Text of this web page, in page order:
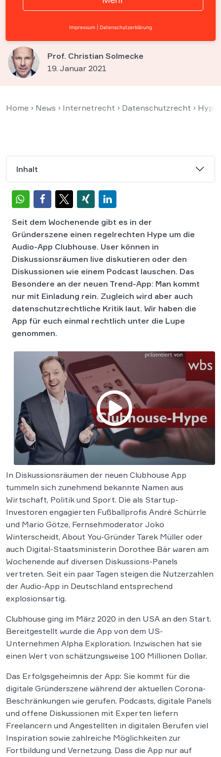
Datenschutz? – RA Solmecke
erläutert die Rechtslage
Prof. Christian Solmecke
19. Januar 2021
Home › News › Internetrecht › Datenschutzrecht › Hype
Inhalt
Seit dem Wochenende gibt es in der
Gründerszene einen regelrechten Hype um die
Audio-App Clubhouse. User können in
Diskussionsräumen live diskutieren oder den
Diskussionen wie einem Podcast lauschen. Das
Besondere an der neuen Trend-App: Man kommt
nur mit Einladung rein. Zugleich wird aber auch
datenschutzrechtliche Kritik laut. Wir haben die
App für euch einmal rechtlich unter die Lupe
genommen.
In Diskussionsräumen der neuen Clubhouse App
tummeln sich zunehmend bekannte Namen aus
Wirtschaft, Politik und Sport. Die als Startup-
Investoren engagierten Fußballprofis André Schürrle
und Mario Götze, Fernsehmoderator Joko
Winterscheidt, About You-Gründer Tarek Müller oder
auch Digital-Staatsministerin Dorothee Bär waren am
Wochenende auf diversen Diskussions-Panels
vertreten. Seit ein paar Tagen steigen die Nutzerzahlen
der Audio-App in Deutschland entsprechend
explosionsartig.
Clubhouse ging im März 2020 in den USA an den Start.
Bereitgestellt wurde die App von dem US-
Unternehmen Alpha Exploration. Inzwischen hat sie
einen Wert von schätzungsweise 100 Millionen Dollar.
Das Erfolgsgeheimnis der App: Sie kommt für die
digitale Gründerszene während der aktuellen Corona-
Beschränkungen wie gerufen. Podcasts, digitale Panels
und offene Diskussionen mit Experten liefern
Freelancern und Angestellten in digitalen Berufen viel
Inspiration sowie zahlreiche Möglichkeiten zur
Fortbildung und Vernetzung. Dass die App nur auf
Impressum Datenschutzerklärung